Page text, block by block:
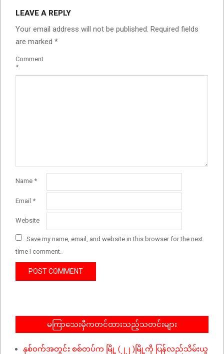
LEAVE A REPLY
Your email address will not be published. Required fields
are marked *
Comment
*
Name *
Email *
Website
Save my name, email, and website in this browser for the next
time I comment.
မကြာသေးမှီကတင်ထားသည့်သတင်းများ
နှစ်ဝက်အတွင်း စစ်တပ်က မြို့ (၂၂ )မြို့ကို ပြန်လည်သိမ်းယူ